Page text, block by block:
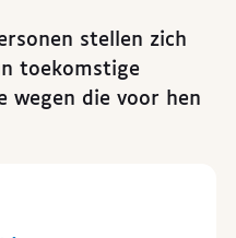
stellen zich
toekomstige
wegen die voor hen